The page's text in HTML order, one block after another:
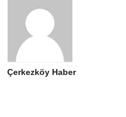
Çerkezköy Haber